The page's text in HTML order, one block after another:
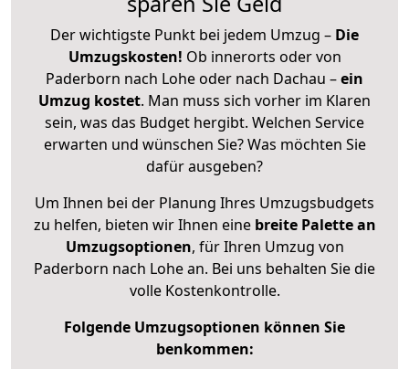
Der wichtigste Punkt bei jedem Umzug – Die
Umzugskosten! Ob innerorts oder von
Paderborn nach Lohe oder nach Dachau –ein
Umzug kostet. Man muss sich vorher im Klaren
sein, was das Budget hergibt. Welchen Service
erwarten und wünschen Sie? Was möchten Sie
dafür ausgeben?
Um Ihnen bei der Planung Ihres Umzugsbudgets
zu helfen, bieten wir Ihnen eine breite Palette an
Umzugsoptionen, für Ihren Umzug von
Paderborn nach Lohe an. Bei uns behalten Sie die
volle Kostenkontrolle.
Folgende Umzugsoptionen können Sie
benkommen: